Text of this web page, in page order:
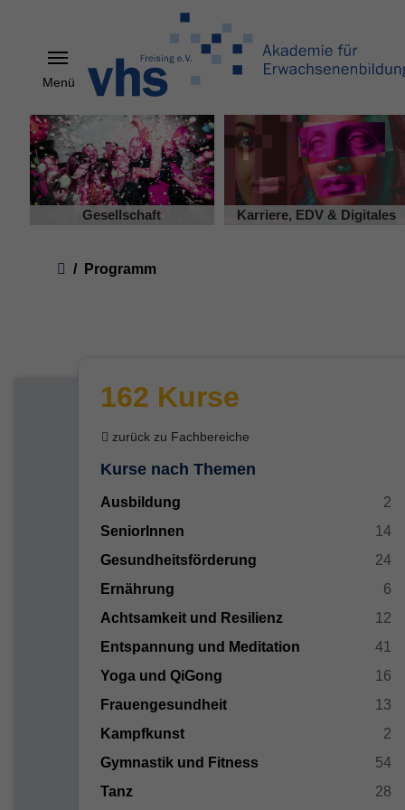
Menü
Gesellschaft Karriere, EDV & Digitales
Programm
162 Kurse
zurück zu Fachbereiche
Kurse nach Themen
Ausbildung
2
SeniorInnen
14
Gesundheitsförderung
24
Ernährung
6
Achtsamkeit und Resilienz
12
Entspannung und Meditation
41
Yoga und QiGong
16
Frauengesundheit
13
Kampfkunst
2
Gymnastik und Fitness
54
Tanz
28